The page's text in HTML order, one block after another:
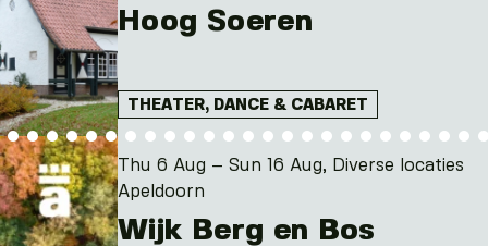
Hoog Soeren
THEATER, DANCE & CABARET
Thu 6 Aug – Sun 16 Aug, Diverse locaties
Apeldoorn
Wijk Berg en Bos